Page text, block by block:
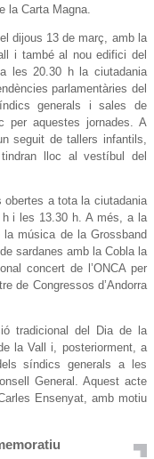
la Carta Magna.
dijous 13 de març, amb la
i també al nou edifici del
les 20.30 h la ciutadania
parlamentàries del
generals i sales de
per aquestes jornades. A
seguit de tallers infantils,
lloc al vestíbul del
obertes a tota la ciutadania
i les 13.30 h. A més, a la
música de la Grossband
sardanes amb la Cobla la
concert de l’ONCA per
de Congressos d’Andorra
tradicional del Dia de la
la Vall i, posteriorment, a
síndics generals a les
General. Aquest acte
Ensenyat, amb motiu